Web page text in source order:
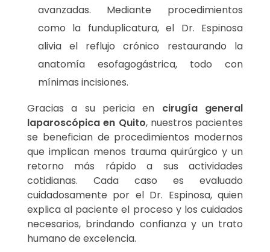
avanzadas. Mediante procedimientos
como la funduplicatura, el Dr. Espinosa
alivia el reflujo crónico restaurando la
anatomía esofagogástrica, todo con
mínimas incisiones.
Gracias a su pericia en cirugía general
laparoscópica en Quito, nuestros pacientes
se benefician de procedimientos modernos
que implican menos trauma quirúrgico y un
retorno más rápido a sus actividades
cotidianas. Cada caso es evaluado
cuidadosamente por el Dr. Espinosa, quien
explica al paciente el proceso y los cuidados
necesarios, brindando confianza y un trato
humano de excelencia.